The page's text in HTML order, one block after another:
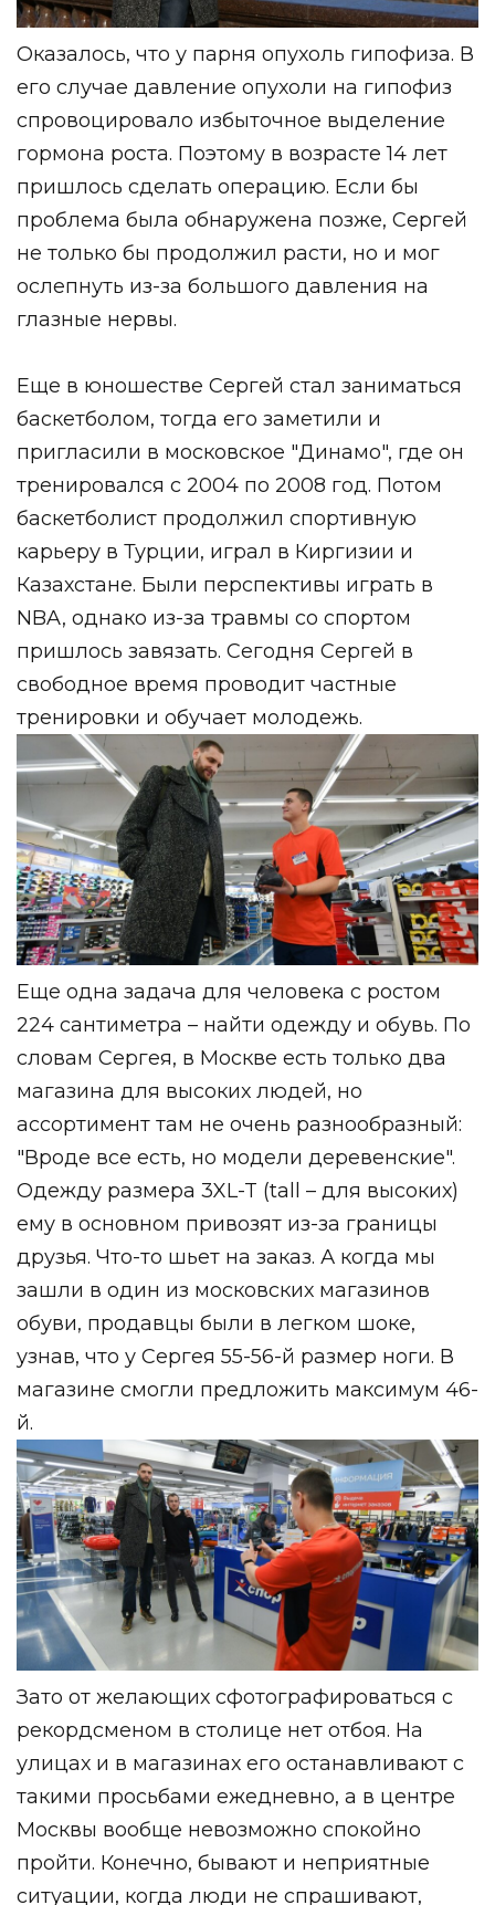
Оказалось, что у парня опухоль гипофиза. В
его случае давление опухоли на гипофиз
спровоцировало избыточное выделение
гормона роста. Поэтому в возрасте 14 лет
пришлось сделать операцию. Если бы
проблема была обнаружена позже, Сергей
не только бы продолжил расти, но и мог
ослепнуть из-за большого давления на
глазные нервы.
Еще в юношестве Сергей стал заниматься
баскетболом, тогда его заметили и
пригласили в московское "Динамо", где он
тренировался с 2004 по 2008 год. Потом
баскетболист продолжил спортивную
карьеру в Турции, играл в Киргизии и
Казахстане. Были перспективы играть в
NBA, однако из-за травмы со спортом
пришлось завязать. Сегодня Сергей в
свободное время проводит частные
тренировки и обучает молодежь.
Еще одна задача для человека с ростом
224 сантиметра – найти одежду и обувь. По
словам Сергея, в Москве есть только два
магазина для высоких людей, но
ассортимент там не очень разнообразный:
"Вроде все есть, но модели деревенские".
Одежду размера 3XL-T (tall – для высоких)
ему в основном привозят из-за границы
друзья. Что-то шьет на заказ. А когда мы
зашли в один из московских магазинов
обуви, продавцы были в легком шоке,
узнав, что у Сергея 55-56-й размер ноги. В
магазине смогли предложить максимум 46-
й.
Зато от желающих сфотографироваться с
рекордсменом в столице нет отбоя. На
улицах и в магазинах его останавливают с
такими просьбами ежедневно, а в центре
Москвы вообще невозможно спокойно
пройти. Конечно, бывают и неприятные
ситуации, когда люди не спрашивают,